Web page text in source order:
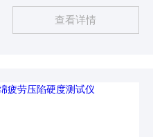
试。
查看详情